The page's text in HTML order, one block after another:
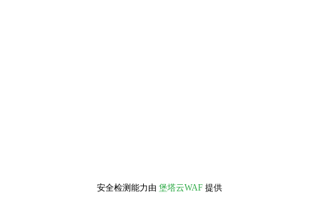
安全检测能力由 堡塔云WAF 提供